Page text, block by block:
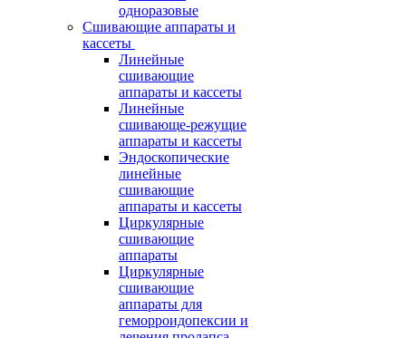
одноразовые
Сшивающие аппараты и
кассеты
Линейные
сшивающие
аппараты и кассеты
Линейные
сшивающе-режущие
аппараты и кассеты
Эндоскопические
линейные
сшивающие
аппараты и кассеты
Циркулярные
сшивающие
аппараты
Циркулярные
сшивающие
аппараты для
геморроидопексии и